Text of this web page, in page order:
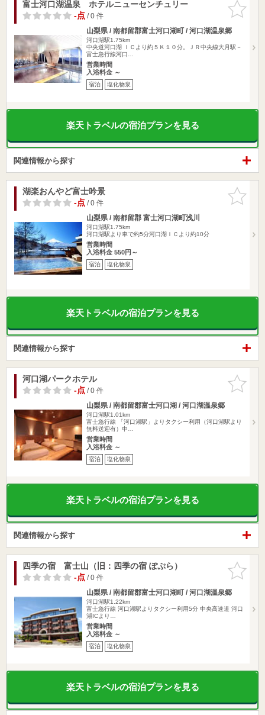
お気に入
りに追加
富士河口湖温泉 ホテルニューセンチュリー
-点/ 0 件
山梨県 / 南都留郡富士河口湖町 / 河口湖温泉郷
河口湖駅1.75km
中央道河口湖 ＩＣより約５Ｋ１０分。ＪＲ中央線大月駅－
富士急行線河口…
営業時間
入浴料金 ～
宿泊 塩化物泉
楽天トラベルの宿泊プランを見る
関連情報から探す
お気に入
りに追加
湖楽おんやど富士吟景
-点/ 0 件
山梨県 / 南都留郡 富士河口湖町浅川
河口湖駅1.75km
河口湖駅より車で約5分河口湖ＩＣより約10分
営業時間
入浴料金 550円～
宿泊 塩化物泉
楽天トラベルの宿泊プランを見る
関連情報から探す
お気に入
りに追加
河口湖パークホテル
-点/ 0 件
山梨県 / 南都留郡富士河口湖 / 河口湖温泉郷
河口湖駅1.01km
富士急行線 「河口湖駅」よりタクシー利用（河口湖駅より
無料送迎有）中…
営業時間
入浴料金 ～
宿泊 塩化物泉
楽天トラベルの宿泊プランを見る
関連情報から探す
お気に入
りに追加
四季の宿 富士山（旧：四季の宿 ぽぷら）
-点/ 0 件
山梨県 / 南都留郡富士河口湖町 / 河口湖温泉郷
河口湖駅1.22km
富士急行線 河口湖駅よりタクシー利用5分 中央高速道 河口
湖ICより…
営業時間
入浴料金 ～
宿泊 塩化物泉
楽天トラベルの宿泊プランを見る